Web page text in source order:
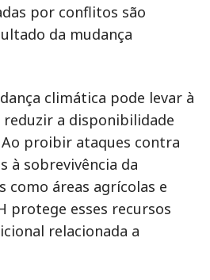
por conflitos são
da mudança
climática pode levar à
reduzir a disponibilidade
proibir ataques contra
à sobrevivência da
como áreas agrícolas e
protege esses recursos
relacionada a